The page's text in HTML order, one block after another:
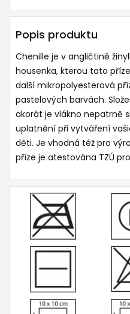
Popis produktu
Chenille je v angličtině
housenka, kterou tato
další mikropolyesterová
pastelových barvách.
akorát je vlákno nepatrně
uplatnění při vytváření
děti. Je vhodná též pro
příze je atestována TZÚ